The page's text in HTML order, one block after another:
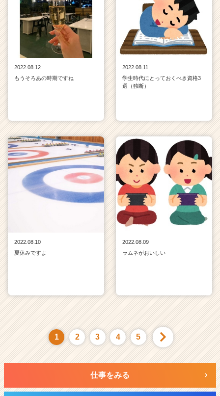
2022.08.12
もうそろあの時期ですね
2022.08.11
学生時代にとっておくべき資格3
選（独断）
2022.08.10
夏休みですよ
2022.08.09
ラムネがおいしい
1 2 3 4 5
仕事をみる